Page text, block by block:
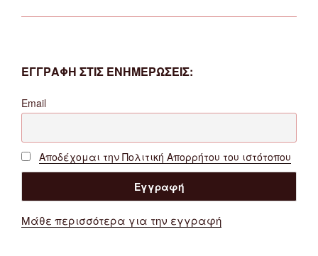
ΕΓΓΡΑΦΗ ΣΤΙΣ ΕΝΗΜΕΡΩΣΕΙΣ:
Email
Αποδέχομαι την Πολιτική Απορρήτου του ιστότοπου
Μάθε περισσότερα για την εγγραφή